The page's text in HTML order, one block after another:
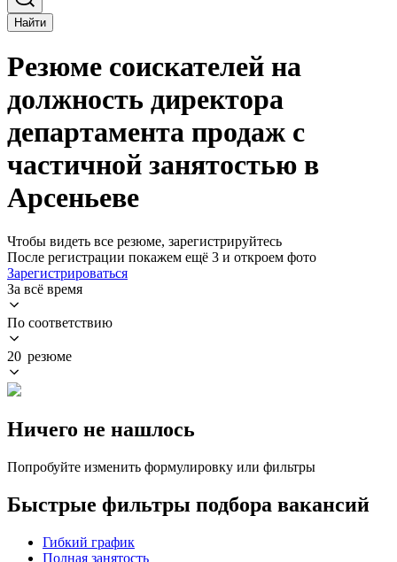
Найти
Резюме соискателей на
должность директора
департамента продаж с
частичной занятостью в
Арсеньеве
Чтобы видеть все резюме, зарегистрируйтесь
После регистрации покажем ещё 3 и откроем фото
Зарегистрироваться
За всё время
По соответствию
20 резюме
Ничего не нашлось
Попробуйте изменить формулировку или фильтры
Быстрые фильтры подбора вакансий
Гибкий график
Полная занятость